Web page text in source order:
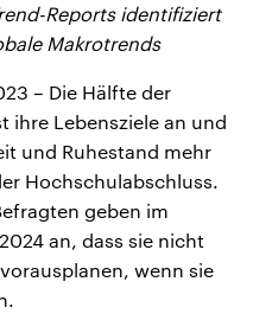
Reports identifiziert
Makrotrends
– Die Hälfte der
ihre Lebensziele an und
und Ruhestand mehr
Hochschulabschluss.
geben im
an, dass sie nicht
wenn sie